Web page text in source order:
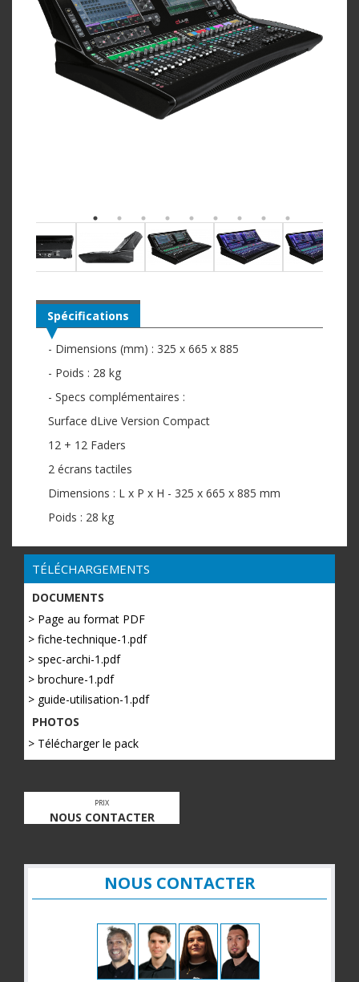
Spécifications
- Dimensions (mm) : 325 x 665 x 885
- Poids : 28 kg
- Specs complémentaires :
Surface dLive Version Compact
12 + 12 Faders
2 écrans tactiles
Dimensions : L x P x H - 325 x 665 x 885 mm
Poids : 28 kg
TÉLÉCHARGEMENTS
DOCUMENTS
> Page au format PDF
> fiche-technique-1.pdf
> spec-archi-1.pdf
> brochure-1.pdf
> guide-utilisation-1.pdf
PHOTOS
> Télécharger le pack
PRIX
NOUS CONTACTER
NOUS CONTACTER